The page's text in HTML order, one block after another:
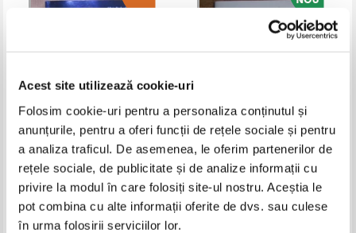
Acest site utilizează cookie-uri
Folosim cookie-uri pentru a personaliza conținutul și
anunțurile, pentru a oferi funcții de rețele sociale și pentru
a analiza traficul. De asemenea, le oferim partenerilor de
rețele sociale, de publicitate și de analize informații cu
privire la modul în care folosiți site-ul nostru. Aceștia le
pot combina cu alte informații oferite de dvs. sau culese
în urma folosirii serviciilor lor.
Silvio Barbaglia - Apocalipsa, o
fantana sigilata
Pret:29,00Lei 20,30 Lei
Adaugă în coș
Omraam Mikhael Aivanhov -
Pret: 25,00 Lei
Adaugă în coș